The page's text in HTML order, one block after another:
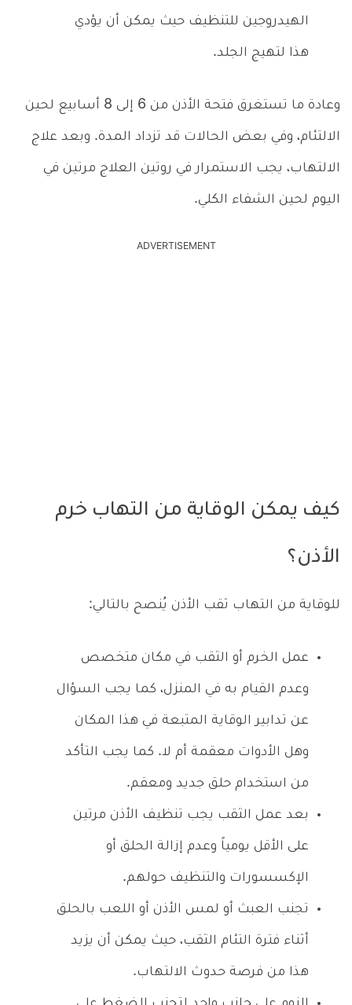
الهيدروجين للتنظيف حيث يمكن أن يؤدي
هذا لتهيج الجلد.
وعادة ما تستغرق فتحة الأذن من 6 إلى 8 أسابيع لحين
الالتئام، وفي بعض الحالات قد تزداد المدة. وبعد علاج
الالتهاب، يجب الاستمرار في روتين العلاج مرتين في
اليوم لحين الشفاء الكلي.
ADVERTISEMENT
كيف يمكن الوقاية من التهاب خرم
الأذن؟
للوقاية من التهاب ثقب الأذن يُنصح بالتالي:
عمل الخرم أو الثقب في مكان متخصص
وعدم القيام به في المنزل، كما يجب السؤال
عن تدابير الوقاية المتبعة في هذا المكان
وهل الأدوات معقمة أم لا. كما يجب التأكد
من استخدام حلق جديد ومعقم.
بعد عمل الثقب يجب تنظيف الأذن مرتين
على الأقل يومياً وعدم إزالة الحلق أو
الإكسسورات والتنظيف حولهم.
تجنب العبث أو لمس الأذن أو اللعب بالحلق
أثناء فترة التئام الثقب، حيث يمكن أن يزيد
هذا من فرصة حدوث الالتهاب.